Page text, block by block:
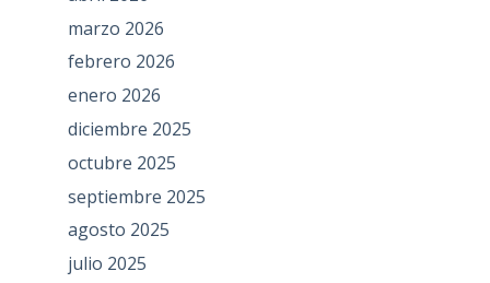
marzo 2026
febrero 2026
enero 2026
diciembre 2025
octubre 2025
septiembre 2025
agosto 2025
julio 2025